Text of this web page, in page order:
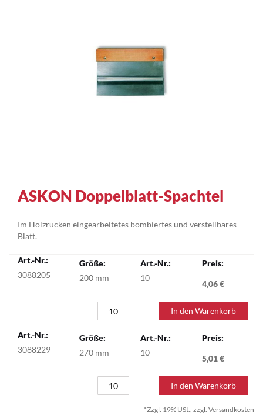
ASKON Doppelblatt-Spachtel
Im Holzrücken eingearbeitetes bombiertes und verstellbares
Blatt.
Gruppiert
Produkte
3088205 200 mm 10
4,06 €
In den Warenkorb
3088229 270 mm 10
5,01 €
In den Warenkorb
*Zzgl. 19% USt., zzgl. Versandkosten
Zum
Anfang
Bildergalerie
springen